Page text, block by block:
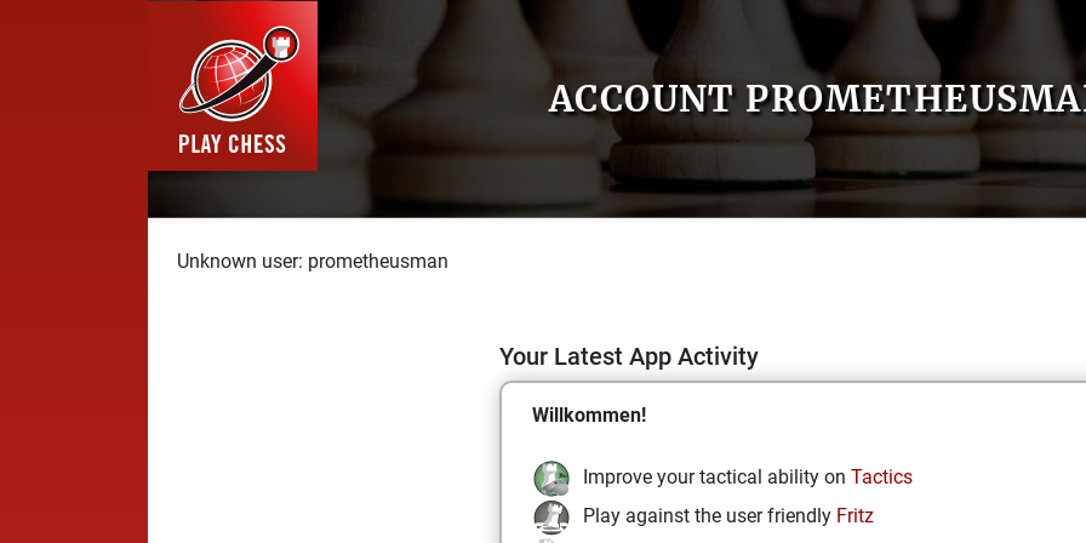
ACCOUNT
Unknown user: prometheusman
Your Latest App Activity
Willkommen!
Improve your tactical ability on Tactics
Play against the user friendly Fritz